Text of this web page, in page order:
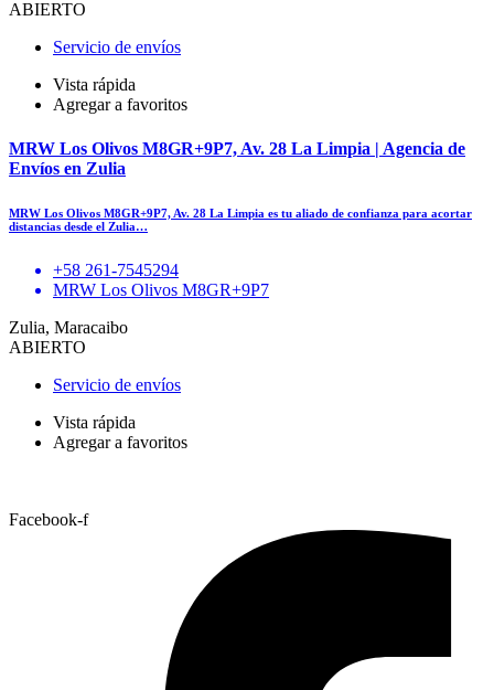
ABIERTO
Servicio de envíos
Vista rápida
Agregar a favoritos
MRW Los Olivos M8GR+9P7, Av. 28 La Limpia | Agencia de
Envíos en Zulia
MRW Los Olivos M8GR+9P7, Av. 28 La Limpia es tu aliado de confianza para acortar
distancias desde el Zulia…
+58 261-7545294
MRW Los Olivos M8GR+9P7
Zulia, Maracaibo
ABIERTO
Servicio de envíos
Vista rápida
Agregar a favoritos
Facebook-f